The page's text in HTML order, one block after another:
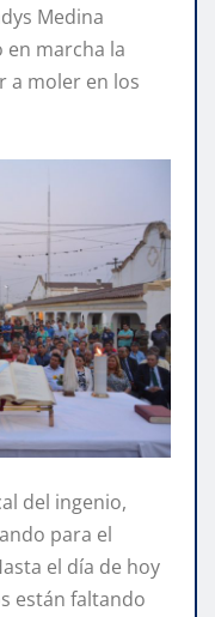
Medina
en marcha la
a moler en los
del ingenio,
para el
el día de hoy
están faltando